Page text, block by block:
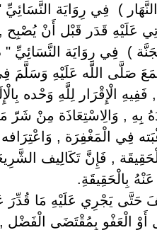
) ‏ ‏فِي رِوَايَة
عَلَيْهِ قَدَر قَبْل أَنْ
) ‏ ‏فِي رِوَايَة النَّسَائِيِّ
صَلَّى اللَّه عَلَيْهِ وَسَلَّمَ
الْإِقْرَار لِلَّهِ وَحْده
بِهِ , وَالِاسْتِعَاذَة مِنْ
فِي الْمَغْفِرَة ,
, فَإِنَّ تَكَالِيف
بِالْحَقِيقَةِ.
حَتَّى يَجْرِي عَلَيْهِ مَا قُدِّرَ
أَوْ الْعَفْو بِمُقْتَضَى الْفَضْل